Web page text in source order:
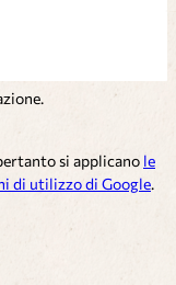
si applicano le
di utilizzo di Google.